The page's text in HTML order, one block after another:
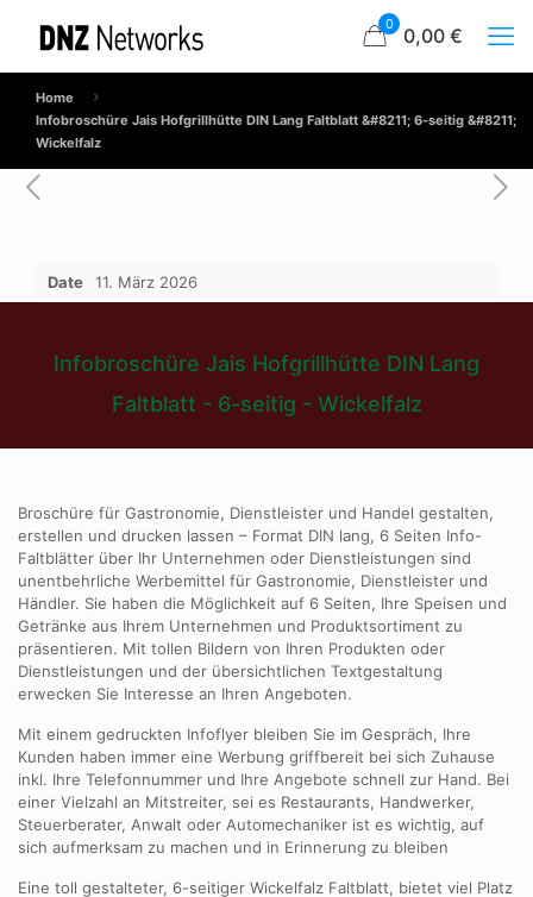
0 0,00 €
Home
Infobroschüre Jais Hofgrillhütte DIN Lang Faltblatt &#8211; 6-seitig &#8211;
Wickelfalz
Date 11. März 2026
Infobroschüre Jais Hofgrillhütte DIN Lang
Faltblatt - 6-seitig - Wickelfalz
Broschüre für Gastronomie, Dienstleister und Handel gestalten,
erstellen und drucken lassen – Format DIN lang, 6 Seiten Info-
Faltblätter über Ihr Unternehmen oder Dienstleistungen sind
unentbehrliche Werbemittel für Gastronomie, Dienstleister und
Händler. Sie haben die Möglichkeit auf 6 Seiten, Ihre Speisen und
Getränke aus Ihrem Unternehmen und Produktsortiment zu
präsentieren. Mit tollen Bildern von Ihren Produkten oder
Dienstleistungen und der übersichtlichen Textgestaltung
erwecken Sie Interesse an Ihren Angeboten.
Mit einem gedruckten Infoflyer bleiben Sie im Gespräch, Ihre
Kunden haben immer eine Werbung griffbereit bei sich Zuhause
inkl. Ihre Telefonnummer und Ihre Angebote schnell zur Hand. Bei
einer Vielzahl an Mitstreiter, sei es Restaurants, Handwerker,
Steuerberater, Anwalt oder Automechaniker ist es wichtig, auf
sich aufmerksam zu machen und in Erinnerung zu bleiben
Eine toll gestalteter, 6-seitiger Wickelfalz Faltblatt, bietet viel Platz